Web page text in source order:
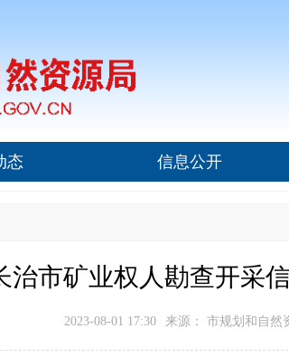
态 信息公开
治市矿业权人勘查开采
2023-08-01 17:30 来源： 市规划和自然